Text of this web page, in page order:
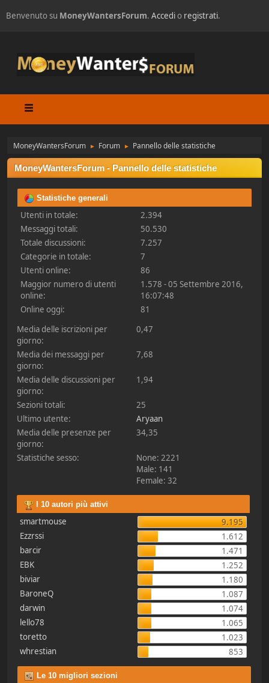
Benvenuto su MoneyWantersForum. Accedio registrati.
MoneyWantersForum ► Forum ► Pannello delle statistiche
MoneyWantersForum - Pannello delle statistiche
Statistiche generali
Utenti in totale:
2.394
Messaggi totali:
50.530
Totale discussioni:
7.257
Categorie in totale:
7
Utenti online:
86
Maggior numero di utenti
online:
1.578 - 05 Settembre 2016,
16:07:48
Online oggi:
81
Media delle iscrizioni per
giorno:
0,47
Media dei messaggi per
giorno:
7,68
Media delle discussioni per
giorno:
1,94
Sezioni totali:
25
Ultimo utente:
Aryaan
Media delle presenze per
giorno:
34,35
Statistiche sesso:
None: 2221
Male: 141
Female: 32
I 10 autori più attivi
smartmouse
9.195
Ezzrssi
1.612
barcir
1.471
EBK
1.252
biviar
1.180
BaroneQ
1.087
darwin
1.074
lello78
1.065
toretto
1.023
whrestian
853
Le 10 migliori sezioni